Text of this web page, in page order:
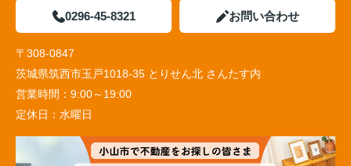
0296-45-8321 お問い合わせ
〒308-0847
茨城県筑西市玉戸1018-35 とりせん北 さんたす内
営業時間： 9:00～19:00
定休日： 水曜日